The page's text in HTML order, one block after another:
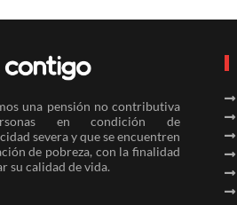
una pensión no contributiva
en condición de
severa y que se encuentren
de pobreza, con la finalidad
su calidad de vida.